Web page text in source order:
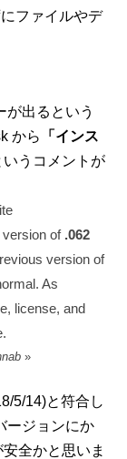
ファイルやデ
が出るという
から
「インス
いうコメントが
version of .062
version of
As
license, and
»
5/14)と符合し
ージョンにか
全かと思いま